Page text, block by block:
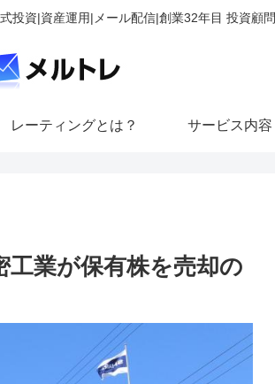
投資|資産運用|メール配信|創業32年目 投資顧問
レーティングとは？ サービス内容
工業が保有株を売却の